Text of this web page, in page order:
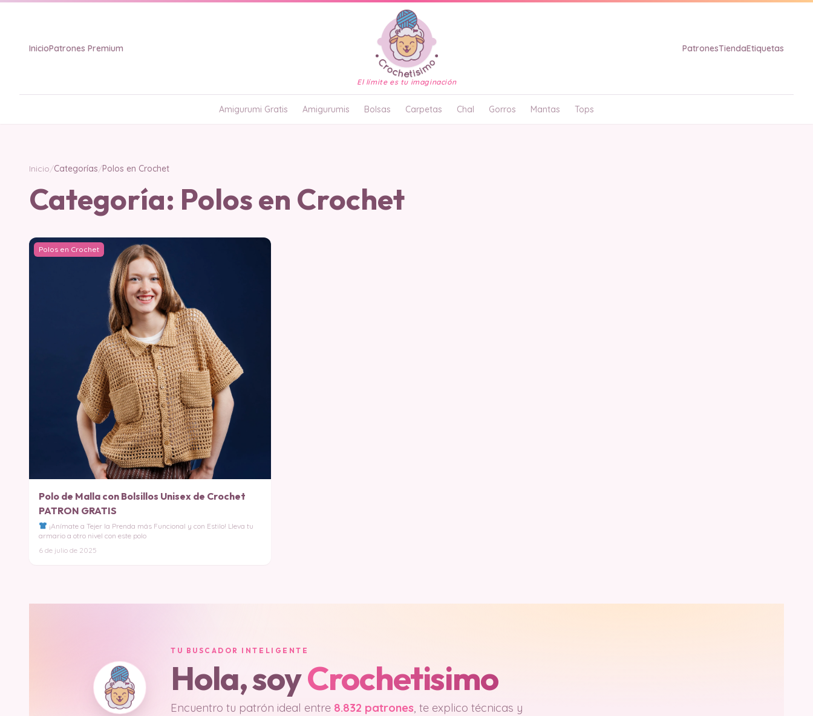
InicioPatrones Premium
El límite es tu imaginación
PatronesTiendaEtiquetas
Amigurumi Gratis Amigurumis Bolsas Carpetas Chal Gorros Mantas Tops
Inicio/Categorías/Polos en Crochet
Categoría: Polos en Crochet
Polos en Crochet
Polo de Malla con Bolsillos Unisex de Crochet
PATRON GRATIS
¡Anímate a Tejer la Prenda más Funcional y con Estilo! Lleva tu
armario a otro nivel con este polo
6 de julio de 2025
TU BUSCADOR INTELIGENTE
Hola, soyCrochetisimo
Encuentro tu patrón ideal entre 8.832 patrones, te explico técnicas y